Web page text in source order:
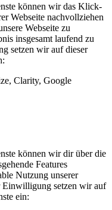
können wir das Klick-
Webseite nachvollziehen
Webseite zu
insgesamt laufend zu
setzen wir auf dieser
Clarity, Google
können wir dir über die
Features
Nutzung unserer
Einwilligung setzen wir auf
ein: